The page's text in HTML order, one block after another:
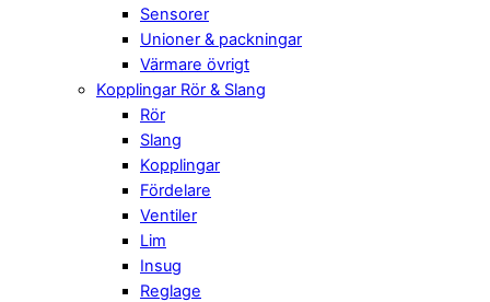
Sensorer
Unioner & packningar
Värmare övrigt
Kopplingar Rör & Slang
Rör
Slang
Kopplingar
Fördelare
Ventiler
Lim
Insug
Reglage